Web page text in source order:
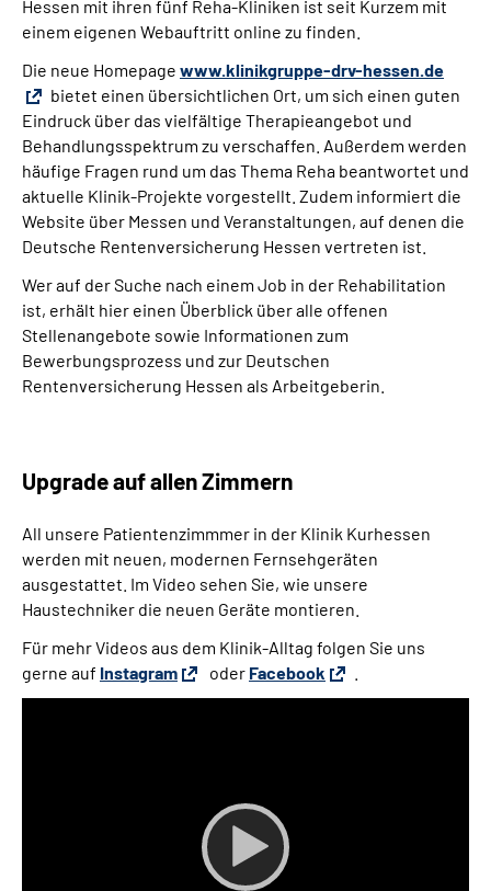
Hessen mit ihren fünf Reha-Kliniken ist seit Kurzem mit
einem eigenen Webauftritt online zu finden.
Die neue Homepage www.klinikgruppe-drv-hessen.de
bietet einen übersichtlichen Ort, um sich einen guten
Eindruck über das vielfältige Therapieangebot und
Behandlungsspektrum zu verschaffen. Außerdem werden
häufige Fragen rund um das Thema Reha beantwortet und
aktuelle Klinik-Projekte vorgestellt. Zudem informiert die
Website über Messen und Veranstaltungen, auf denen die
Deutsche Rentenversicherung Hessen vertreten ist.
Wer auf der Suche nach einem Job in der Rehabilitation
ist, erhält hier einen Überblick über alle offenen
Stellenangebote sowie Informationen zum
Bewerbungsprozess und zur Deutschen
Rentenversicherung Hessen als Arbeitgeberin.
Upgrade auf allen Zimmern
All unsere Patientenzimmmer in der Klinik Kurhessen
werden mit neuen, modernen Fernsehgeräten
ausgestattet. Im Video sehen Sie, wie unsere
Haustechniker die neuen Geräte montieren.
Für mehr Videos aus dem Klinik-Alltag folgen Sie uns
gerne auf Instagram oder Facebook